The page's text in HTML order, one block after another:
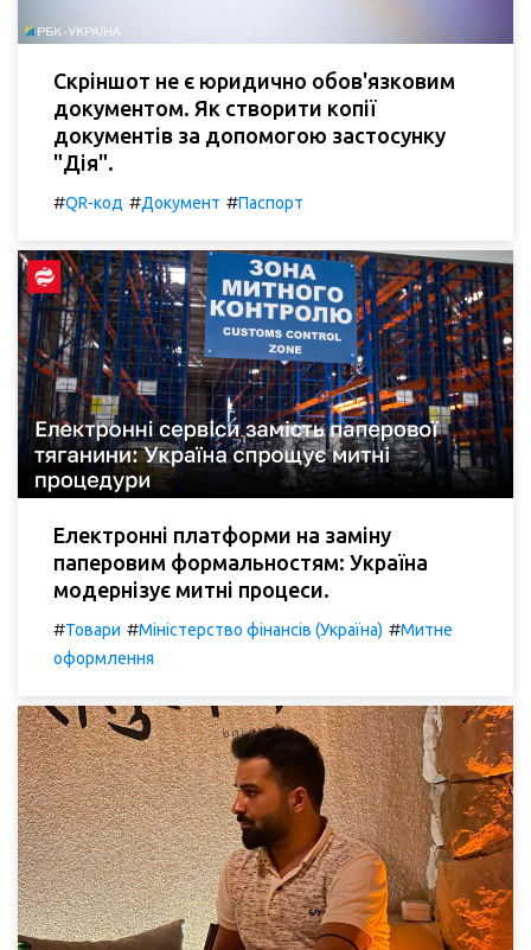
Скріншот не є юридично обов'язковим
документом. Як створити копії
документів за допомогою застосунку
"Дія".
#QR-код #Документ #Паспорт
Електронні платформи на заміну
паперовим формальностям: Україна
модернізує митні процеси.
#Товари #Міністерство фінансів (Україна) #Митне
оформлення